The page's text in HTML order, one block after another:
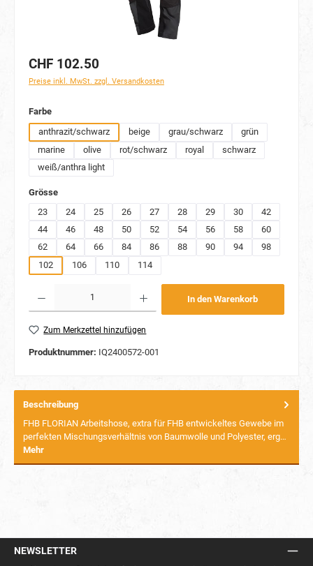
CHF 102.50
Preise inkl. MwSt. zzgl. Versandkosten
Farbeauswählen
anthrazit/schwarz
beige grau/schwarz
grün
marine
olive rot/schwarz royal
schwarz
weiß/anthra light
Grösseauswählen
23
24 25 26 27 28 29 30
42
44
46 48 50 52 54 56 58
60
62
64 66 84 86 88 90 94
98
102
106 110 114
In den Warenkorb
Zum Merkzettel hinzufügen
Produktnummer: IQ2400572-001
Beschreibung
FHB FLORIAN Arbeitshose, extra für FHB entwickeltes Gewebe im
perfekten Mischungsverhältnis von Baumwolle und Polyester, erg…
Mehr
NEWSLETTER